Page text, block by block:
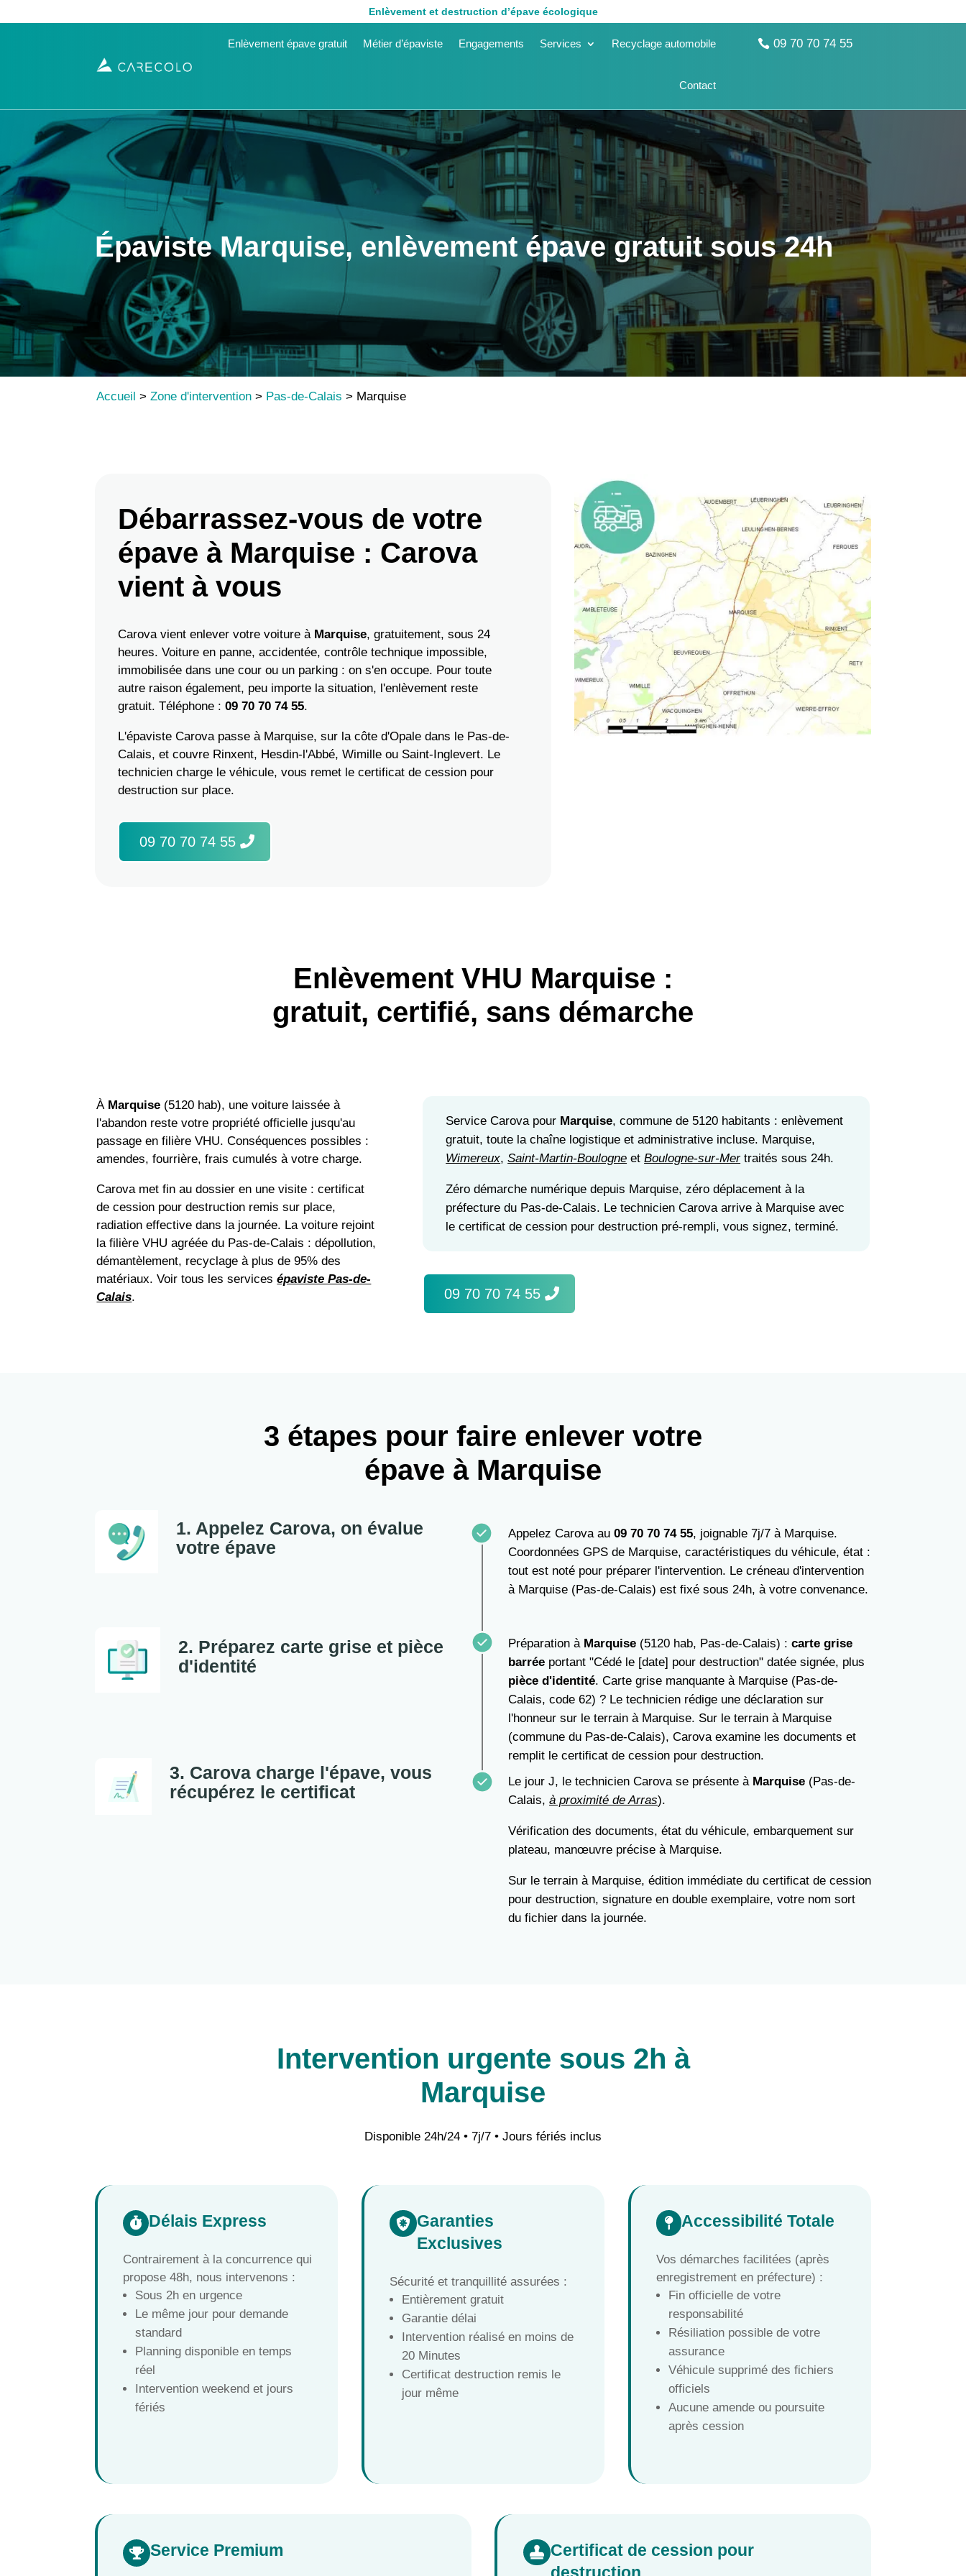
Enlèvement et destruction d’épave écologique
Enlèvement épave gratuit Métier d’épaviste Engagements Services Recyclage automobile
Contact
09 70 70 74 55
Épaviste Marquise, enlèvement épave gratuit sous 24h
Accueil >Zone d'intervention > Pas-de-Calais > Marquise
Débarrassez-vous de votre
épave à Marquise : Carova
vient à vous
Carova vient enlever votre voiture à Marquise, gratuitement, sous 24
heures. Voiture en panne, accidentée, contrôle technique impossible,
immobilisée dans une cour ou un parking : on s'en occupe. Pour toute
autre raison également, peu importe la situation, l'enlèvement reste
gratuit. Téléphone :09 70 70 74 55.
L'épaviste Carova passe à Marquise, sur la côte d'Opale dans le Pas-de-
Calais, et couvre Rinxent, Hesdin-l'Abbé, Wimille ou Saint-Inglevert. Le
technicien charge le véhicule, vous remet le certificat de cession pour
destruction sur place.
09 70 70 74 55
Enlèvement VHU Marquise :
gratuit, certifié, sans démarche
À Marquise (5120 hab), une voiture laissée à
l'abandon reste votre propriété officielle jusqu'au
passage en filière VHU. Conséquences possibles :
amendes, fourrière, frais cumulés à votre charge.
Carova met fin au dossier en une visite : certificat
de cession pour destruction remis sur place,
radiation effective dans la journée. La voiture rejoint
la filière VHU agréée du Pas-de-Calais : dépollution,
démantèlement, recyclage à plus de 95% des
matériaux. Voir tous les servicesépaviste Pas-de-
Calais.
Service Carova pour Marquise, commune de 5120 habitants : enlèvement
gratuit, toute la chaîne logistique et administrative incluse. Marquise,
Wimereux,Saint-Martin-Boulogne etBoulogne-sur-Mertraités sous 24h.
Zéro démarche numérique depuis Marquise, zéro déplacement à la
préfecture du Pas-de-Calais. Le technicien Carova arrive à Marquise avec
le certificat de cession pour destruction pré-rempli, vous signez, terminé.
09 70 70 74 55
3 étapes pour faire enlever votre
épave à Marquise
1. Appelez Carova, on évalue
votre épave
Appelez Carova au 09 70 70 74 55, joignable 7j/7 à Marquise.
Coordonnées GPS de Marquise, caractéristiques du véhicule, état :
tout est noté pour préparer l'intervention. Le créneau d'intervention
à Marquise (Pas-de-Calais) est fixé sous 24h, à votre convenance.
2. Préparez carte grise et pièce
d'identité
Préparation à Marquise (5120 hab, Pas-de-Calais) : carte grise
barrée portant "Cédé le [date] pour destruction" datée signée, plus
pièce d'identité. Carte grise manquante à Marquise (Pas-de-
Calais, code 62) ? Le technicien rédige une déclaration sur
l'honneur sur le terrain à Marquise. Sur le terrain à Marquise
(commune du Pas-de-Calais), Carova examine les documents et
remplit le certificat de cession pour destruction.
3. Carova charge l'épave, vous
récupérez le certificat
Le jour J, le technicien Carova se présente à Marquise (Pas-de-
Calais, à proximité de Arras).
Vérification des documents, état du véhicule, embarquement sur
plateau, manœuvre précise à Marquise.
Sur le terrain à Marquise, édition immédiate du certificat de cession
pour destruction, signature en double exemplaire, votre nom sort
du fichier dans la journée.
Intervention urgente sous 2h à
Marquise
Disponible 24h/24 • 7j/7 • Jours fériés inclus
 Délais Express
Contrairement à la concurrence qui
propose 48h, nous intervenons :
Sous 2h en urgence
Le même jour pour demande
standard
Planning disponible en temps
réel
Intervention weekend et jours
fériés
 Garanties
Exclusives
Sécurité et tranquillité assurées :
Entièrement gratuit
Garantie délai
Intervention réalisé en moins de
20 Minutes
Certificat destruction remis le
jour même
 Accessibilité Totale
Vos démarches facilitées (après
enregistrement en préfecture) :
Fin officielle de votre
responsabilité
Résiliation possible de votre
assurance
Véhicule supprimé des fichiers
officiels
Aucune amende ou poursuite
après cession
 Service Premium  Certificat de cession pour